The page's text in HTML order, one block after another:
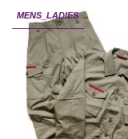
MENS_LADIES